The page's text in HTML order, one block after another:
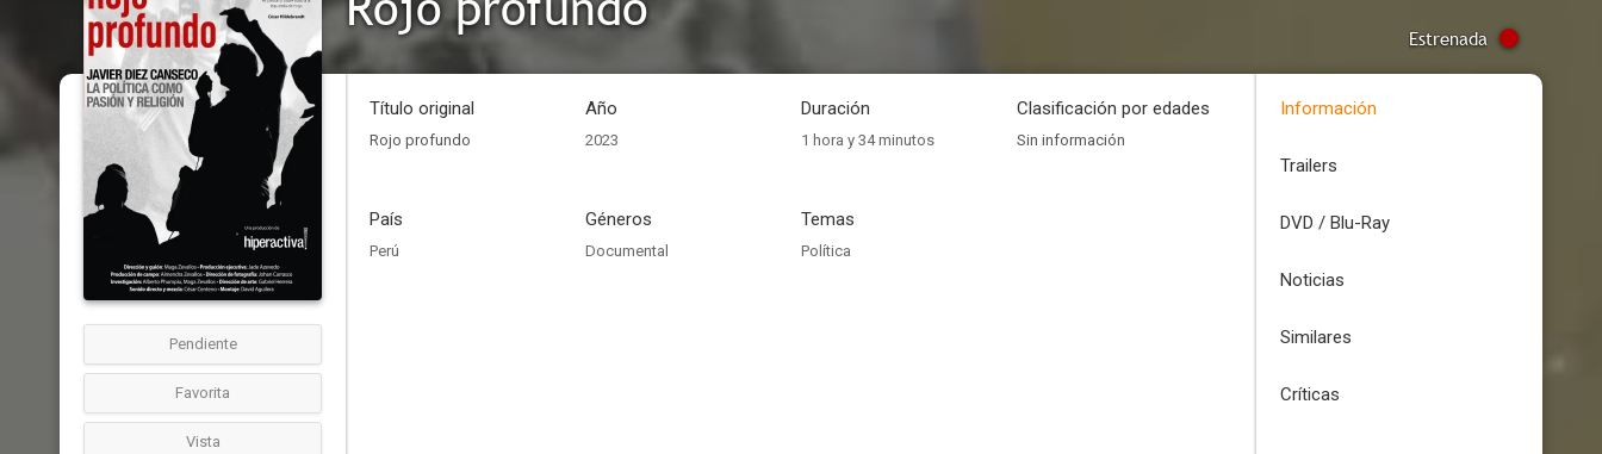
Estrenada
Pendiente
Favorita
Vista
Título original
Rojo profundo
Año
2023
Duración
1 hora y 34 minutos
Clasificación por edades
Sin información
País
Perú
Géneros
Documental
Temas
Política
Información
Trailers
DVD / Blu-Ray
Noticias
Similares
Críticas